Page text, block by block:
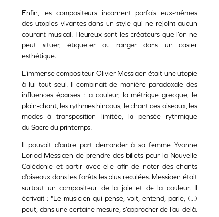
Enfin, les compositeurs incarnent parfois eux-mêmes
des utopies vivantes dans un style qui ne rejoint aucun
courant musical. Heureux sont les créateurs que l’on ne
peut situer, étiqueter ou ranger dans un casier
esthétique.
L’immense compositeur Olivier Messiaen était une utopie
à lui tout seul. Il combinait de manière paradoxale des
influences éparses : la couleur, la métrique grecque, le
plain-chant, les rythmes hindous, le chant des oiseaux, les
modes à transposition limitée, la pensée rythmique
du Sacre du printemps.
Il pouvait d’autre part demander à sa femme Yvonne
Loriod-Messiaen de prendre des billets pour la Nouvelle
Calédonie et partir avec elle afin de noter des chants
d’oiseaux dans les forêts les plus reculées. Messiaen était
surtout un compositeur de la joie et de la couleur. Il
écrivait : "Le musicien qui pense, voit, entend, parle, (...)
peut, dans une certaine mesure, s’approcher de l’au-delà.